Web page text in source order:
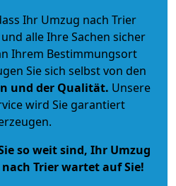
Ihr Umzug nach Trier
alle Ihre Sachen sicher
Ihrem Bestimmungsort
Sie sich selbst von den
und der Qualität. Unsere
wird Sie garantiert
so weit sind, Ihr Umzug
Trier wartet auf Sie!